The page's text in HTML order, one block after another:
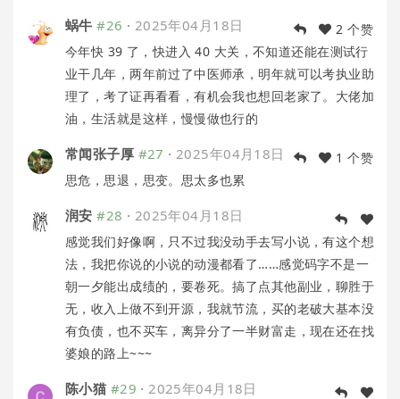
蜗牛 #26 · 2025年04月18日
2 个赞
今年快 39 了，快进入 40 大关，不知道还能在测试行
业干几年，两年前过了中医师承，明年就可以考执业助
理了，考了证再看看，有机会我也想回老家了。大佬加
油，生活就是这样，慢慢做也行的
常闻张子厚 #27 ·2025年04月18日
1 个赞
思危，思退，思变。思太多也累
润安 #28 · 2025年04月18日
感觉我们好像啊，只不过我没动手去写小说，有这个想
法，我把你说的小说的动漫都看了……感觉码字不是一
朝一夕能出成绩的，要卷死。搞了点其他副业，聊胜于
无，收入上做不到开源，我就节流，买的老破大基本没
有负债，也不买车，离异分了一半财富走，现在还在找
婆娘的路上~~~
陈小猫 #29 ·2025年04月18日